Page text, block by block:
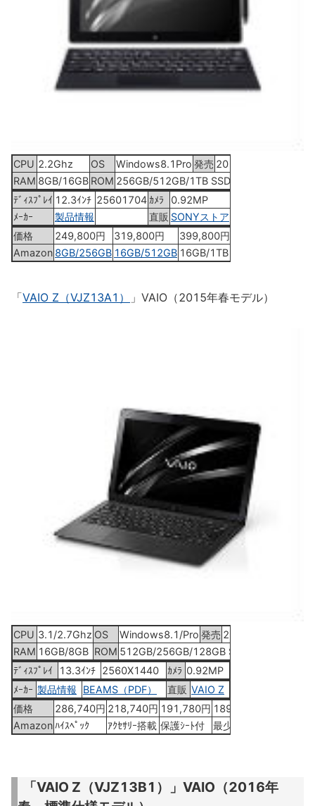
CPU 2.2Ghz OS Windows8.1Pro 発売 2015年5月29日
RAM 8GB/16GB ROM 256GB/512GB/1TB SSD
ﾃﾞｨｽﾌﾟﾚｲ 12.3ｲﾝﾁ 25601704 ｶﾒﾗ
0.92MP
ﾒｰｶｰ
製品情報 直販 SONYストア
価格
249,800円 319,800円
399,800円
Amazon 8GB/256GB 16GB/512GB 16GB/1TB
「VAIO Z（VJZ13A1） 」VAIO（2015年春モデル）
CPU 3.1/2.7Ghz OS Windows8.1/Pro 発売 2015年2月16日
RAM 16GB/8GB ROM 512GB/256GB/128GB SSD
ﾃﾞｨｽﾌﾟﾚｲ
13.3ｲﾝﾁ 2560X1440 ｶﾒﾗ 0.92MP
ﾒｰｶｰ 製品情報 BEAMS（PDF） 直販 VAIO Z
価格
286,740円 218,740円 191,780円 189,800円
Amazonﾊｲｽﾍﾟｯｸ ｱｸｾｻﾘｰ搭載 保護ｼｰﾄ付 最少構成
「VAIO Z（VJZ13B1）」VAIO（2016年